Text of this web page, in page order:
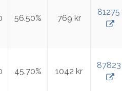
56.50% 769 kr
81275
45.70% 1042 kr
87823